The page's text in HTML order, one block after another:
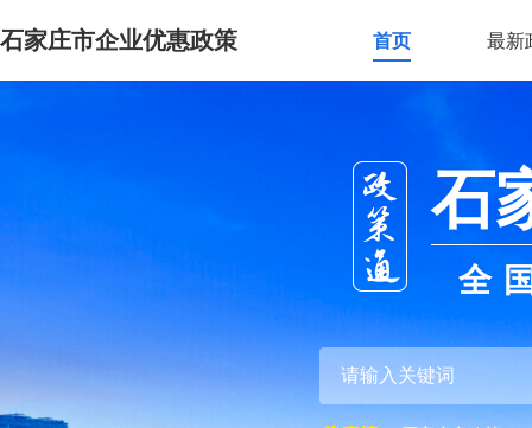
石家庄市企业优惠政策 首页 最新
石
全